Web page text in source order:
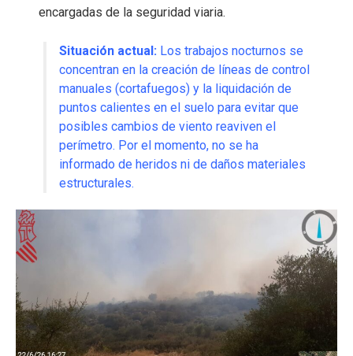
encargadas de la seguridad viaria.
Situación actual: Los trabajos nocturnos se
concentran en la creación de líneas de control
manuales (cortafuegos) y la liquidación de
puntos calientes en el suelo para evitar que
posibles cambios de viento reaviven el
perímetro. Por el momento, no se ha
informado de heridos ni de daños materiales
estructurales.